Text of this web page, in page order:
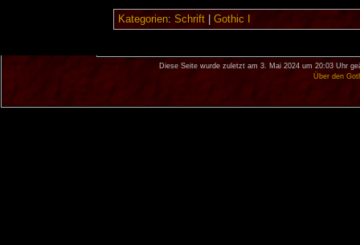
Kategorien: Schrift| Gothic I
Diese Seite wurde zuletzt am 3. Mai 2024 um 20:03 Uhr
Über den